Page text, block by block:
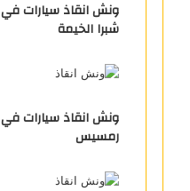
ونش انقاذ سيارات في
شبرا الخيمة
ونش انقاذ سيارات في
رمسيس